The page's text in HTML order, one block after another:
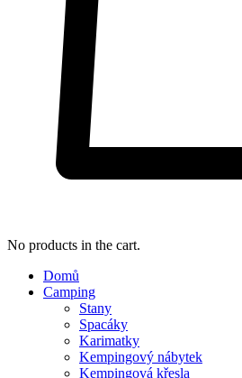
No products in the cart.
Domů
Camping
Stany
Spacáky
Karimatky
Kempingový nábytek
Kempingová křesla